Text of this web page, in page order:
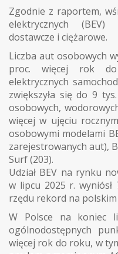
Zgodnie z raportem,
elektrycznych (BEV)
dostawcze i ciężarowe.
Liczba aut osobowych
proc. więcej rok
elektrycznych
zwiększyła się do 9
osobowych,
więcej w ujęciu
osobowymi modelami
zarejestrowanych aut),
Surf (203).
Udział BEV na rynku
w lipcu 2025 r.
rzędu rekord na
W Polsce na koniec
ogólnodostępnych
więcej rok do roku, w